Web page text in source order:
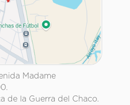
Madame
de la Guerra del Chaco.